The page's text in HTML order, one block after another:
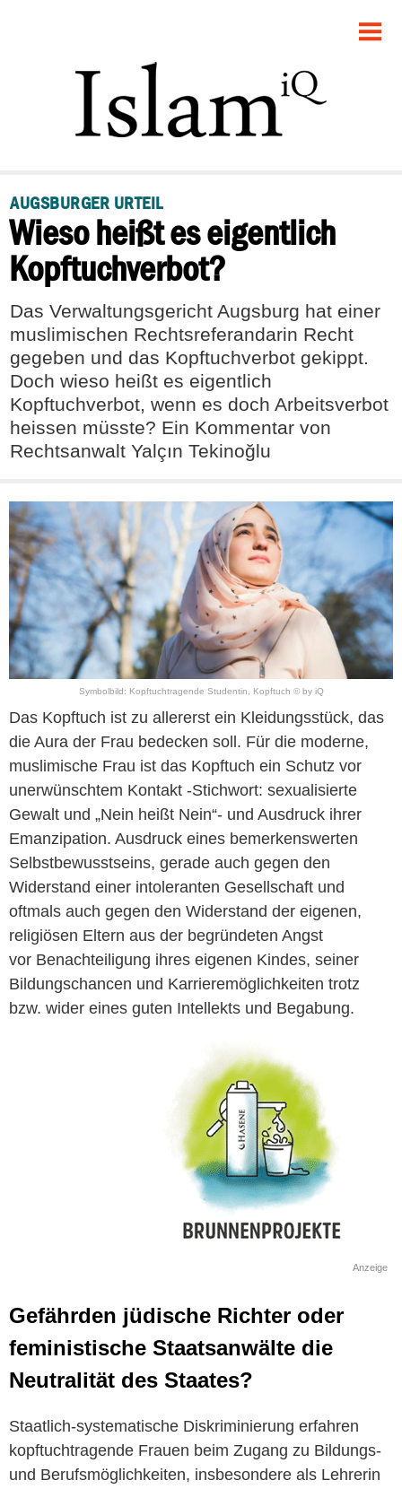
POLITIK
DEBATTE
PANORAMA
RECHT
FEUILLETON
AUGSBURGER URTEIL
Wieso heißt es eigentlich
Kopftuchverbot?
Das Verwaltungsgericht Augsburg hat einer
muslimischen Rechtsreferandarin Recht
gegeben und das Kopftuchverbot gekippt.
Doch wieso heißt es eigentlich
Kopftuchverbot, wenn es doch Arbeitsverbot
heissen müsste? Ein Kommentar von
Rechtsanwalt Yalçın Tekinoğlu
Symbolbild: Kopftuchtragende Studentin, Kopftuch © by iQ
Das Kopftuch ist zu allererst ein Kleidungsstück, das
die Aura der Frau bedecken soll. Für die moderne,
muslimische Frau ist das Kopftuch ein Schutz vor
unerwünschtem Kontakt -Stichwort: sexualisierte
Gewalt und „Nein heißt Nein“- und Ausdruck ihrer
Emanzipation. Ausdruck eines bemerkenswerten
Selbstbewusstseins, gerade auch gegen den
Widerstand einer intoleranten Gesellschaft und
oftmals auch gegen den Widerstand der eigenen,
religiösen Eltern aus der begründeten Angst
vor Benachteiligung ihres eigenen Kindes, seiner
Bildungschancen und Karrieremöglichkeiten trotz
bzw. wider eines guten Intellekts und Begabung.
Anzeige
Gefährden jüdische Richter oder
feministische Staatsanwälte die
Neutralität des Staates?
Staatlich-systematische Diskriminierung erfahren
kopftuchtragende Frauen beim Zugang zu Bildungs-
und Berufsmöglichkeiten, insbesondere als Lehrerin